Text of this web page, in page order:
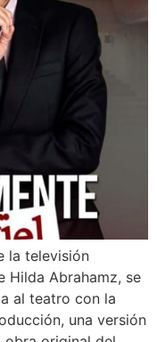
la televisión
Hilda Abrahamz, se
al teatro con la
una versión